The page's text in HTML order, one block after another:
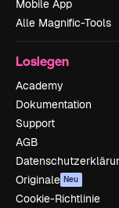
Mobile App
Alle Magnific-Tools
Loslegen
Academy
Dokumentation
Support
AGB
Originale Neu
Cookie-Richtlinie